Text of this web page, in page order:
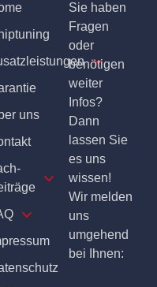
uns
Sie haben
Fragen
oder
benötigen
weiter
Infos?
Dann
lassen Sie
es uns
wissen!
Wir melden
uns
umgehend
bei Ihnen: